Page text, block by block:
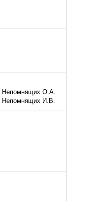
Непомнящих О.А.
Непомнящих И.В.